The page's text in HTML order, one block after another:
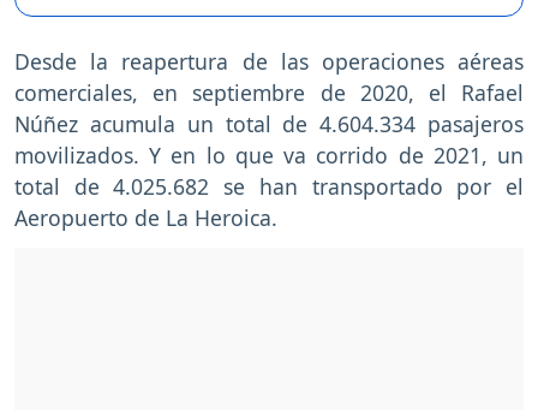
Desde la reapertura de las operaciones aéreas
comerciales, en septiembre de 2020, el Rafael
Núñez acumula un total de 4.604.334 pasajeros
movilizados. Y en lo que va corrido de 2021, un
total de 4.025.682 se han transportado por el
Aeropuerto de La Heroica.